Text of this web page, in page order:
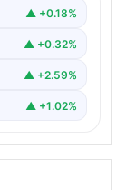
Taşova
▲ +0.18%
▲ +0.32%
▲ +2.59%
▲ +1.02%